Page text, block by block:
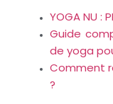
YOGA NU :
Guide
de yoga
Comment
?